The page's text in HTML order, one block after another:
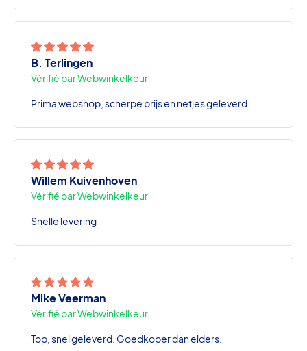
B. Terlingen
Vérifié par Webwinkelkeur
Prima webshop, scherpe prijs en netjes geleverd.
Willem Kuivenhoven
Vérifié par Webwinkelkeur
Snelle levering
Mike Veerman
Vérifié par Webwinkelkeur
Top, snel geleverd. Goedkoper dan elders.